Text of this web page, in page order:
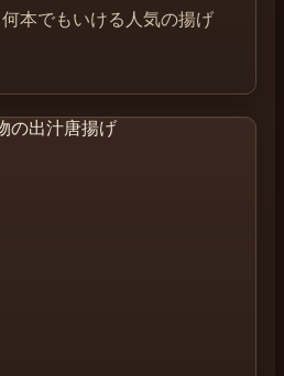
本でもいける人気の揚げ